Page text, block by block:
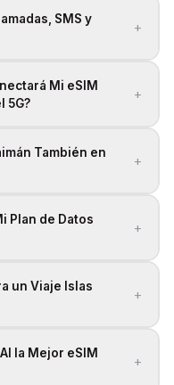
SMS y
+
Mi eSIM
5G?
+
También en
+
Plan de Datos
+
un Viaje Islas
+
la Mejor eSIM
+